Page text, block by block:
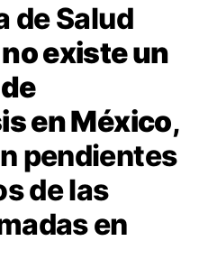
de Salud
no existe un
en México,
pendientes
de las
en